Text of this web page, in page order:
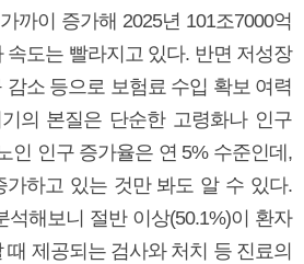
까이 증가해 2025년 101조7000억
속도는 빨라지고 있다. 반면 저성장
감소 등으로 보험료 수입 확보 여력
의 본질은 단순한 고령화나 인구
인 인구 증가율은 연 5% 수준인데,
가하고 있는 것만 봐도 알 수 있다.
석해보니 절반 이상(50.1%)이 환자
제공되는 검사와 처치 등 진료의